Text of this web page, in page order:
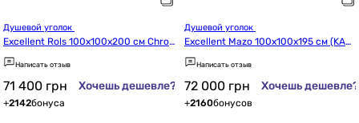
Excellent Rols 100x100x200 см Chro
me (KAEX.2616.K.1000.1000.CR)
Написать отзыв
71 400 грн Хочешь дешевле?
+2142бонуса
Excellent Mazo 100x100x195 см (KAE
X.3001.K.1010.1010.CR)
Написать отзыв
72 000 грн Хочешь дешевле?
+2160бонусов